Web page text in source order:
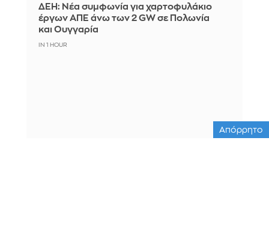
ΔΕΗ: Νέα συμφωνία για χαρτοφυλάκιο
έργων ΑΠΕ άνω των 2 GW σε Πολωνία
και Ουγγαρία
IN 1 HOUR
Απόρρητο